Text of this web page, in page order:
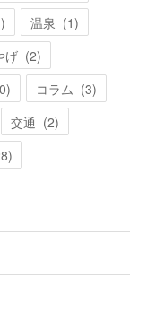
) 温泉 (1)
げ (2)
) コラム (3)
交通 (2)
)